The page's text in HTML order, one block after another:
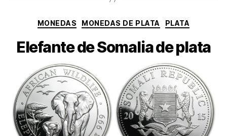
Categorías
MONEDAS MONEDAS DE PLATA PLATA
Elefante de Somalia de plata